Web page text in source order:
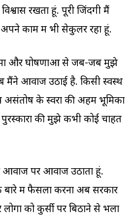
रखता हूं. पूरी जिंदगी मैं
काम में भी सेकुलर रहा हूं.
और घोषणाओं से जब-जब मुझे
आवाज उठाई है. किसी स्वस्थ
असंतोष के स्वरों की अहम भूमिका
पुरस्कारों की मुझे कभी कोई चाहत
आवाज पर आवाज उठाता हूं.
बारे में फैसला करना अब सरकार
को कुर्सी पर बिठाने से भला